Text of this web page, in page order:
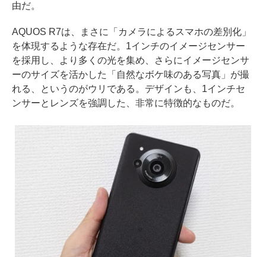
由だ。
AQUOS R7は、まさに「カメラによるスマホの差別化」
を体現するような存在だ。1インチのイメージセンサー
を採用し、より多くの光を集め、さらにイメージセンサ
ーのサイズを活かした「自然なボケ味のある写真」が撮
れる、というのがウリである。デザインも、1インチセ
ンサーとレンズを強調した、非常に特徴的なものだ。